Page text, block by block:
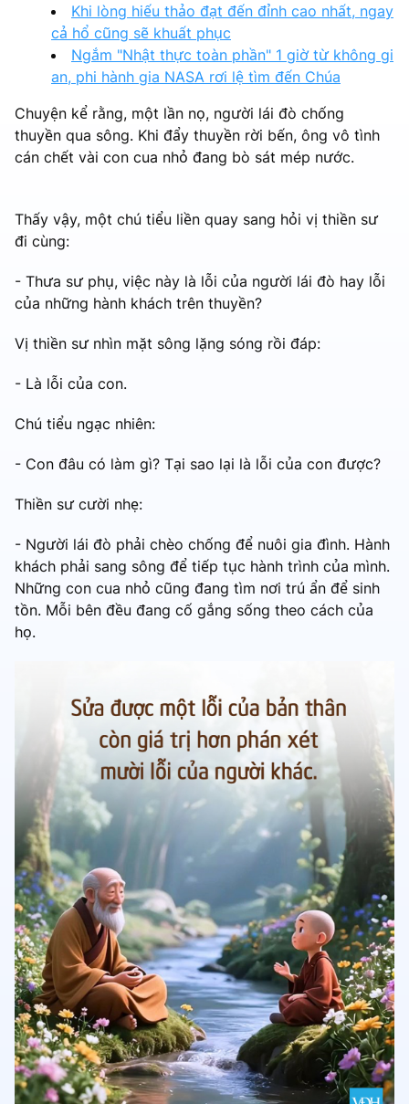
Khi lòng hiếu thảo đạt đến đỉnh cao nhất, ngay
cả hổ cũng sẽ khuất phục
Ngắm "Nhật thực toàn phần" 1 giờ từ không gi
an, phi hành gia NASA rơi lệ tìm đến Chúa
Chuyện kể rằng, một lần nọ, người lái đò chống
thuyền qua sông. Khi đẩy thuyền rời bến, ông vô tình
cán chết vài con cua nhỏ đang bò sát mép nước.
Thấy vậy, một chú tiểu liền quay sang hỏi vị thiền sư
đi cùng:
- Thưa sư phụ, việc này là lỗi của người lái đò hay lỗi
của những hành khách trên thuyền?
Vị thiền sư nhìn mặt sông lặng sóng rồi đáp:
- Là lỗi của con.
Chú tiểu ngạc nhiên:
- Con đâu có làm gì? Tại sao lại là lỗi của con được?
Thiền sư cười nhẹ:
- Người lái đò phải chèo chống để nuôi gia đình. Hành
khách phải sang sông để tiếp tục hành trình của mình.
Những con cua nhỏ cũng đang tìm nơi trú ẩn để sinh
tồn. Mỗi bên đều đang cố gắng sống theo cách của
họ.